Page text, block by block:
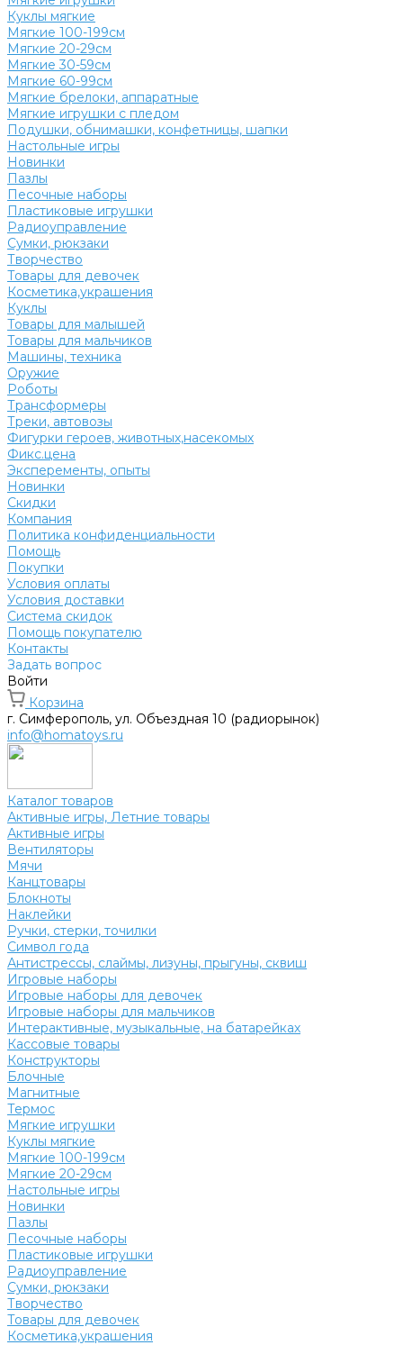
Куклы мягкие
Мягкие 100-199см
Мягкие 20-29см
Мягкие 30-59см
Мягкие 60-99см
Мягкие брелоки, аппаратные
Мягкие игрушки с пледом
Подушки, обнимашки, конфетницы, шапки
Настольные игры
Новинки
Пазлы
Песочные наборы
Пластиковые игрушки
Радиоуправление
Сумки, рюкзаки
Творчество
Товары для девочек
Косметика,украшения
Куклы
Товары для малышей
Товары для мальчиков
Машины, техника
Оружие
Роботы
Трансформеры
Треки, автовозы
Фигурки героев, животных,насекомых
Фикс.цена
Эксперементы, опыты
Новинки
Скидки
Компания
Политика конфиденциальности
Помощь
Покупки
Условия оплаты
Условия доставки
Система скидок
Помощь покупателю
Контакты
Задать вопрос
Войти
Корзина
г. Симферополь, ул. Объездная 10 (радиорынок)
info@homatoys.ru
Каталог товаров
Активные игры, Летние товары
Активные игры
Вентиляторы
Мячи
Канцтовары
Блокноты
Наклейки
Ручки, стерки, точилки
Символ года
Антистрессы, слаймы, лизуны, прыгуны, сквиш
Игровые наборы
Игровые наборы для девочек
Игровые наборы для мальчиков
Интерактивные, музыкальные, на батарейках
Кассовые товары
Конструкторы
Блочные
Магнитные
Термос
Мягкие игрушки
Куклы мягкие
Мягкие 100-199см
Мягкие 20-29см
Настольные игры
Новинки
Пазлы
Песочные наборы
Пластиковые игрушки
Радиоуправление
Сумки, рюкзаки
Творчество
Товары для девочек
Косметика,украшения